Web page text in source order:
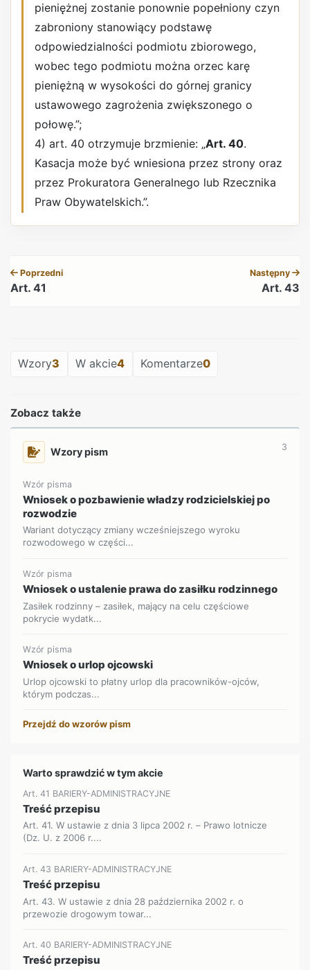
pieniężnej zostanie ponownie popełniony czyn
zabroniony stanowiący podstawę
odpowiedzialności podmiotu zbiorowego,
wobec tego podmiotu można orzec karę
pieniężną w wysokości do górnej granicy
ustawowego zagrożenia zwiększonego o
połowę.”;
4) art. 40 otrzymuje brzmienie: „Art. 40.
Kasacja może być wniesiona przez strony oraz
przez Prokuratora Generalnego lub Rzecznika
Praw Obywatelskich.”.
Poprzedni
Art. 41
Następny
Art. 43
Wzory3 W akcie4 Komentarze0
Zobacz także
Wzory pism 3
Wzór pisma
Wniosek o pozbawienie władzy rodzicielskiej po
rozwodzie
Wariant dotyczący zmiany wcześniejszego wyroku
rozwodowego w części...
Wzór pisma
Wniosek o ustalenie prawa do zasiłku rodzinnego
Zasiłek rodzinny – zasiłek, mający na celu częściowe
pokrycie wydatk...
Wzór pisma
Wniosek o urlop ojcowski
Urlop ojcowski to płatny urlop dla pracowników-ojców,
którym podczas...
Przejdź do wzorów pism
Warto sprawdzić w tym akcie
Art. 41 BARIERY-ADMINISTRACYJNE
Treść przepisu
Art. 41. W ustawie z dnia 3 lipca 2002 r. – Prawo lotnicze
(Dz. U. z 2006 r....
Art. 43 BARIERY-ADMINISTRACYJNE
Treść przepisu
Art. 43. W ustawie z dnia 28 października 2002 r. o
przewozie drogowym towar...
Art. 40 BARIERY-ADMINISTRACYJNE
Treść przepisu